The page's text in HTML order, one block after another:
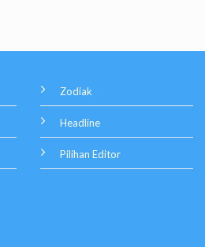
Zodiak
Headline
Pilihan Editor